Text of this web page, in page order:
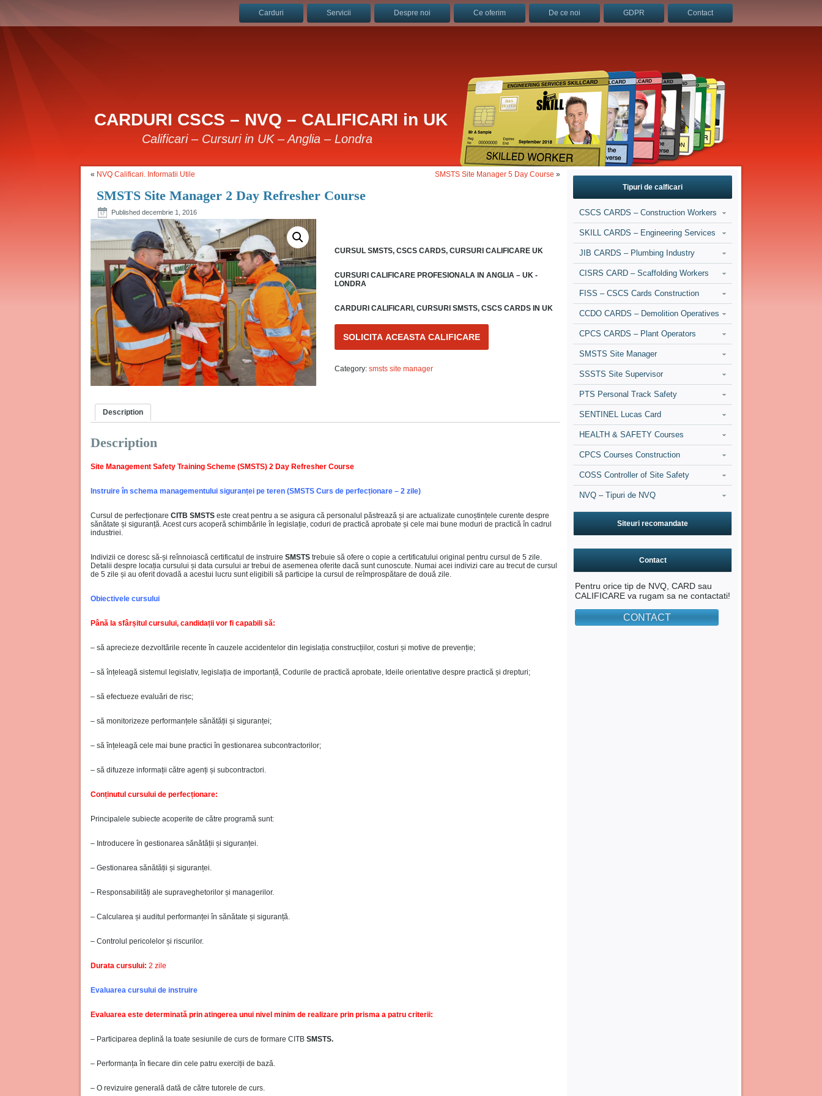
Carduri Servicii Despre noi Ce oferim De ce noi GDPR Contact
CARDURI CSCS – NVQ – CALIFICARI in UK
Calificari – Cursuri in UK – Anglia – Londra
« NVQ Calificari. Informatii Utile SMSTS Site Manager 5 Day Course »
SMSTS Site Manager 2 Day Refresher Course
Published decembrie 1, 2016
CURSUL SMSTS, CSCS CARDS, CURSURI CALIFICARE UK
CURSURI CALIFICARE PROFESIONALA IN ANGLIA – UK -
LONDRA
CARDURI CALIFICARI, CURSURI SMSTS, CSCS CARDS IN UK
SOLICITA ACEASTA CALIFICARE
Category:smsts site manager
Description
Description
Site Management Safety Training Scheme (SMSTS) 2 Day Refresher Course
Instruireîn schema managementului siguranței pe teren (SMSTS Curs de perfecționare – 2 zile)
Cursul de perfecționare CITB SMSTS este creat pentru a se asigura că personalul păstrează și are actualizate cunoștințele curente despre
sănătate și siguranță. Acest curs acoperă schimbările în legislație, coduri de practică aprobate și cele mai bune moduri de practică în cadrul
industriei.
Indivizii ce doresc să-și reînnoiască certificatul de instruire SMSTS trebuie să ofere o copie a certificatului original pentru cursul de 5 zile.
Detalii despre locația cursului și data cursului ar trebui de asemenea oferite dacă sunt cunoscute. Numai acei indivizi care au trecut de cursul
de 5 zile și au oferit dovadă a acestui lucru sunt eligibili să participe la cursul de reîmprospătare de două zile.
Obiectivele cursului
Până la sfârșitul cursului, candidații vor fi capabili să:
– să aprecieze dezvoltările recente în cauzele accidentelor din legislația construcțiilor, costuri și motive de prevenție;
– să înțeleagă sistemul legislativ, legislația de importanță, Codurile de practică aprobate, Ideile orientative despre practică și drepturi;
– să efectueze evaluări de risc;
– să monitorizeze performanțele sănătății și siguranței;
– să înțeleagă cele mai bune practici în gestionarea subcontractorilor;
– să difuzeze informații către agenți și subcontractori.
Conținutul cursului de perfecționare:
Principalele subiecte acoperite de către programă sunt:
– Introducere în gestionarea sănătății și siguranței.
– Gestionarea sănătății și siguranței.
– Responsabilități ale supraveghetorilor și managerilor.
– Calcularea și auditul performanței în sănătate și siguranță.
– Controlul pericolelor și riscurilor.
Durata cursului: 2 zile
Evaluarea cursului de instruire
Evaluarea este determinată prin atingerea unui nivel minim de realizare prin prisma a patru criterii:
– Participarea deplină la toate sesiunile de curs de formare CITB SMSTS.
– Performanța în fiecare din cele patru exerciții de bază.
– O revizuire generală dată de către tutorele de curs.
Tipuri de calficari
CSCS CARDS – Construction Workers
SKILL CARDS – Engineering Services
JIB CARDS – Plumbing Industry
CISRS CARD – Scaffolding Workers
FISS – CSCS Cards Construction
CCDO CARDS – Demolition Operatives
CPCS CARDS – Plant Operators
SMSTS Site Manager
SSSTS Site Supervisor
PTS Personal Track Safety
SENTINEL Lucas Card
HEALTH & SAFETY Courses
CPCS Courses Construction
COSS Controller of Site Safety
NVQ – Tipuri de NVQ
Siteuri recomandate
Contact
Pentru orice tip de NVQ, CARD sau
CALIFICARE va rugam sa ne contactati!
CONTACT